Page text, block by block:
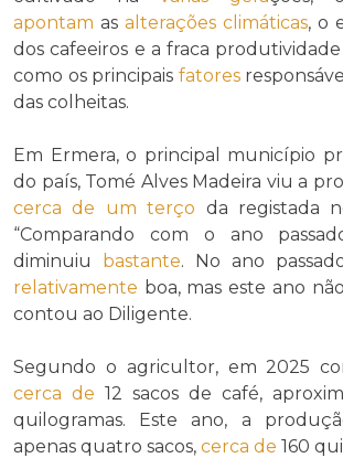
apontam as alterações climáticas, o
dos cafeeiros e a fraca
como os principais fatores
das colheitas.
Em Ermera, o principal município
do país, Tomé Alves Madeira viu a
cerca de
um terço da registada
“Comparando com o ano
diminuiu bastante. No ano
relativamente boa, mas este ano
contou ao Diligente.
Segundo o agricultor, em 2025
cerca de 12 sacos de café,
quilogramas. Este ano, a
apenas quatro sacos, cerca de 160